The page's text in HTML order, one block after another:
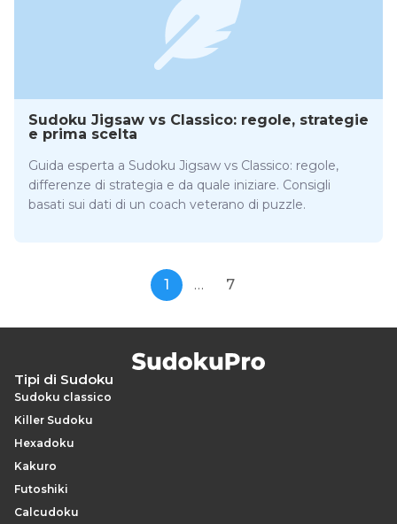
Sudoku Jigsaw vs Classico: regole, strategie
e prima scelta
Guida esperta a Sudoku Jigsaw vs Classico: regole,
differenze di strategia e da quale iniziare. Consigli
basati sui dati di un coach veterano di puzzle.
1 … 7
Tipi di Sudoku
Sudoku classico
Killer Sudoku
Hexadoku
Kakuro
Futoshiki
Calcudoku